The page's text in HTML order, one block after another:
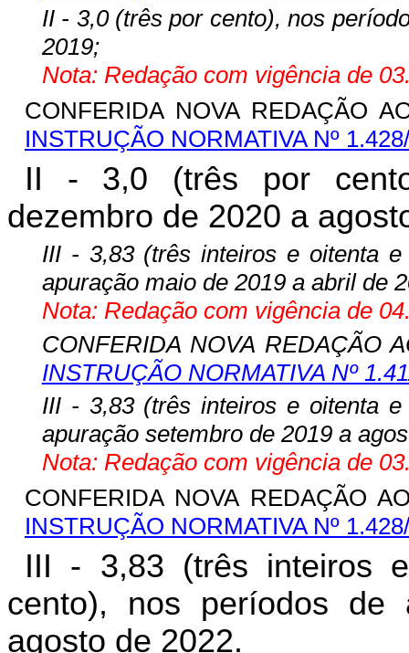
II - 3,0 (três por cento), nos
2019;
Nota: Redação com vigência de
CONFERIDA NOVA REDAÇÃO
INSTRUÇÃO NORMATIVA Nº
II - 3,0 (três por
dezembro de 2020 a
III - 3,83 (três inteiros e oitenta
apuração maio de 2019 a abril de
Nota: Redação com vigência de
CONFERIDA NOVA REDAÇÃO
INSTRUÇÃO NORMATIVA Nº
III - 3,83 (três inteiros e oitenta
apuração setembro de 2019 a
Nota: Redação com vigência de
CONFERIDA NOVA REDAÇÃO
INSTRUÇÃO NORMATIVA Nº
III - 3,83 (três inteiros
cento), nos períodos de
agosto de 2022.